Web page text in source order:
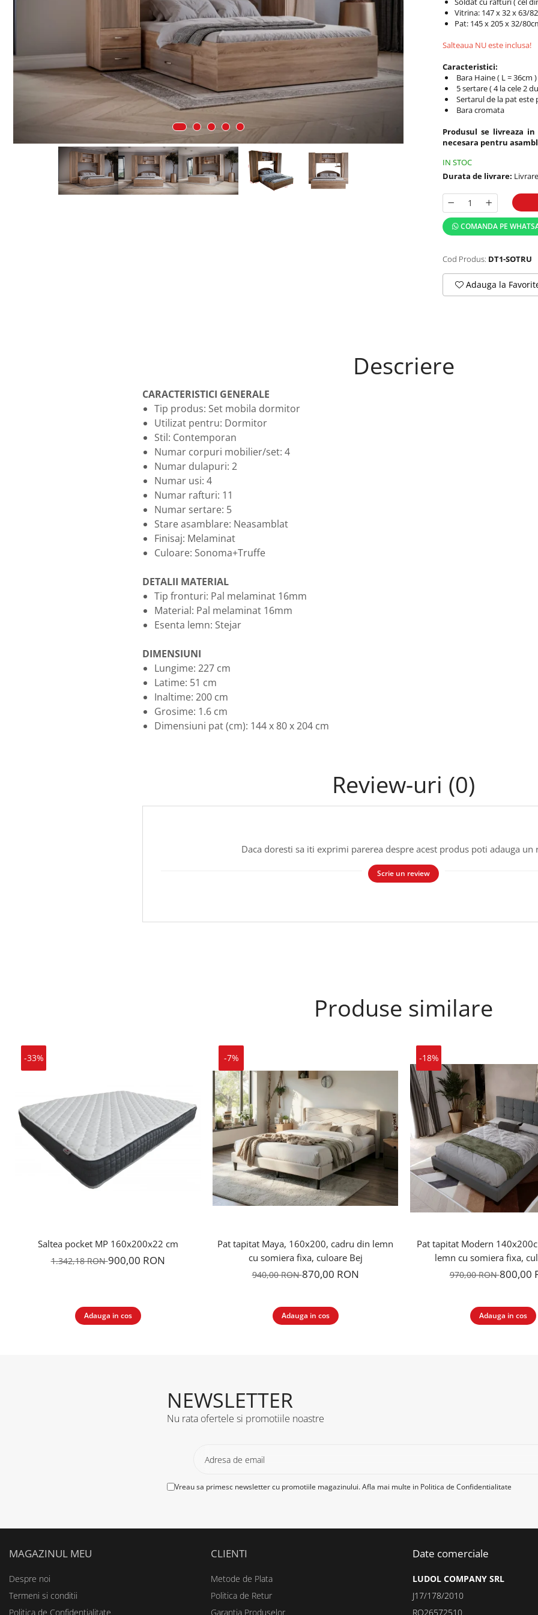
Vitrina: 147 x 32 x 63/
Pat: 145 x 205 x 32/
Salteaua NU este inclusa!
Caracteristici:
Bara Haine ( L = 36cm )
5 sertare ( 4 la cele 2
Sertarul de la pat este
Bara cromata
Produsul se livreaza
necesara pentru
IN STOC
Durata de livrare:
COMANDA PE
Cod Produs: DT1-SOTRU
Adauga la
Descriere
CARACTERISTICI GENERALE
Tip produs: Set mobila dormitor
Utilizat pentru: Dormitor
Stil: Contemporan
Numar corpuri mobilier/set: 4
Numar dulapuri: 2
Numar usi: 4
Numar rafturi: 11
Numar sertare: 5
Stare asamblare: Neasamblat
Finisaj: Melaminat
Culoare: Sonoma+Truffe
DETALII MATERIAL
Tip fronturi: Pal melaminat 16mm
Material: Pal melaminat 16mm
Esenta lemn: Stejar
DIMENSIUNI
Lungime: 227 cm
Latime: 51 cm
Inaltime: 200 cm
Grosime: 1.6 cm
Dimensiuni pat (cm): 144 x 80 x 204 cm
Review-uri (0)
Daca doresti sa iti exprimi parerea despre acest produs poti adauga un
Scrie un review
Produse similare
-33%
Saltea pocket MP 160x200x22 cm
1.342,18 RON900,00 RON
Adauga in cos
-7%
Pat tapitat Maya, 160x200, cadru din lemn
cu somiera fixa, culoare Bej
940,00 RON870,00 RON
Adauga in cos
-18%
Pat tapitat Modern
lemn cu somiera fixa,
970,00 RON800,00
Adauga in cos
NEWSLETTER
Nu rata ofertele si promotiile noastre
Vreau sa primesc newsletter cu promotiile magazinului. Afla mai multe in Politica de Confidentialitate
MAGAZINUL MEU
Despre noi
Termeni si conditii
Politica de Confidentialitate
CLIENTI
Metode de Plata
Politica de Retur
Garantia Produselor
Date comerciale
LUDOL COMPANY SRL
J17/178/2010
RO26572510